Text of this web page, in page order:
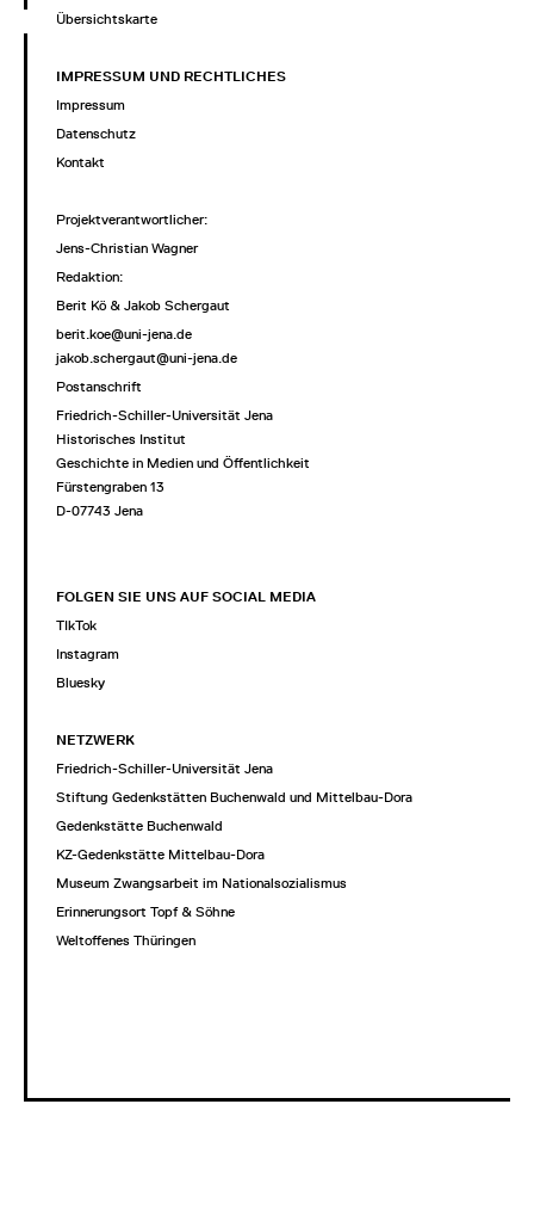
Übersichtskarte
IMPRESSUM UND RECHTLICHES
Impressum
Datenschutz
Kontakt
Projektverantwortlicher:
Jens-Christian Wagner
Redaktion:
Berit Kö & Jakob Schergaut
berit.koe@uni-jena.de
jakob.schergaut@uni-jena.de
Postanschrift
Friedrich-Schiller-Universität Jena
Historisches Institut
Geschichte in Medien und Öffentlichkeit
Fürstengraben 13
D-07743 Jena
FOLGEN SIE UNS AUF SOCIAL MEDIA
TIkTok
Instagram
Bluesky
NETZWERK
Friedrich-Schiller-Universität Jena
Stiftung Gedenkstätten Buchenwald und Mittelbau-Dora
Gedenkstätte Buchenwald
KZ-Gedenkstätte Mittelbau-Dora
Museum Zwangsarbeit im Nationalsozialismus
Erinnerungsort Topf & Söhne
Weltoffenes Thüringen